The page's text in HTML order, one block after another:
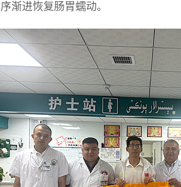
渐进恢复肠胃蠕动。